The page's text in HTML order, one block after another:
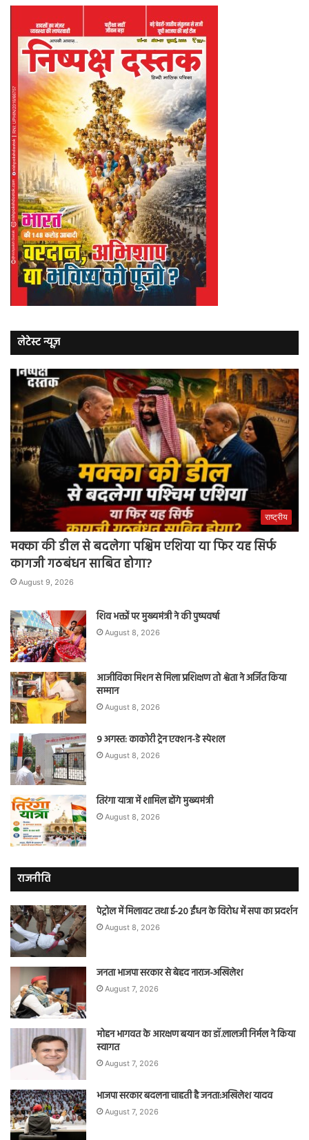
लेटेस्ट न्यूज़
राष्ट्रीय
मक्का की डील से बदलेगा पश्चिम एशिया या फिर यह सिर्फ
कागजी गठबंधन साबित होगा?
August 9, 2026
शिव भक्तों पर मुख्यमंत्री ने की पुष्पवर्षा
August 8, 2026
आजीविका मिशन से मिला प्रशिक्षण तो श्वेता ने अर्जित किया
सम्मान
August 8, 2026
9 अगस्त: काकोरी ट्रेन एक्शन-डे स्पेशल
August 8, 2026
तिरंगा यात्रा में शामिल होंगे मुख्यमंत्री
August 8, 2026
राजनीति
पेट्रोल में मिलावट तथा ई-20 ईंधन के विरोध में सपा का प्रदर्शन
August 8, 2026
जनता भाजपा सरकार से बेहद नाराज-अखिलेश
August 7, 2026
मोहन भागवत के आरक्षण बयान का डॉ.लालजी निर्मल ने किया
स्वागत
August 7, 2026
भाजपा सरकार बदलना चाहती है जनता:अखिलेश यादव
August 7, 2026